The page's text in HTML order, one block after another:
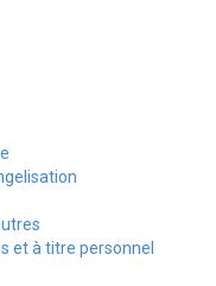
et à titre personnel